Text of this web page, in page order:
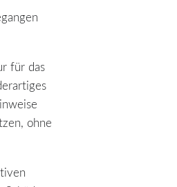
für das
ohne